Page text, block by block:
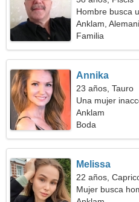
Hombre busca
Anklam,
Familia
Annika
23 años, Tauro
Una mujer
apasionada
Anklam
Boda
Melissa
22 años,
Mujer busca